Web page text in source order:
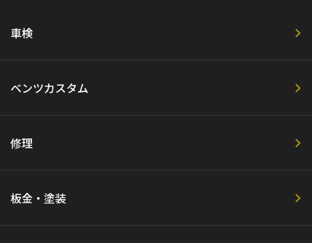
車検
ベンツカスタム
修理
板金・塗装